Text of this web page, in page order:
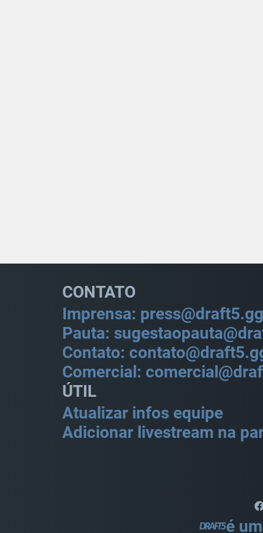
CONTATO
Imprensa: press@draft5.gg
Pauta:
Contato:
Comercial:
ÚTIL
Atualizar infos equipe
Adicionar livestream na
é